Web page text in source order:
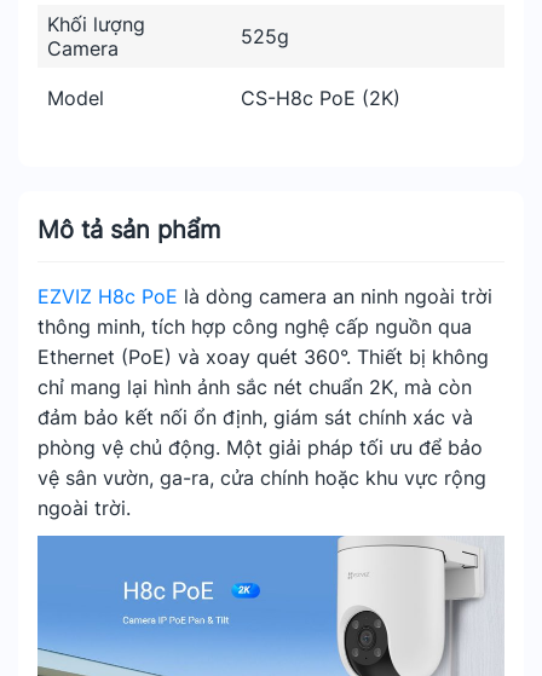
Mô tả sản phẩm
EZVIZ H8c PoE là dòng camera an ninh ngoài trời
thông minh, tích hợp công nghệ cấp nguồn qua
Ethernet (PoE) và xoay quét 360°. Thiết bị không
chỉ mang lại hình ảnh sắc nét chuẩn 2K, mà còn
đảm bảo kết nối ổn định, giám sát chính xác và
phòng vệ chủ động. Một giải pháp tối ưu để bảo
vệ sân vườn, ga-ra, cửa chính hoặc khu vực rộng
ngoài trời.
Khối lượng
Camera
525g
Model CS-H8c PoE (2K)